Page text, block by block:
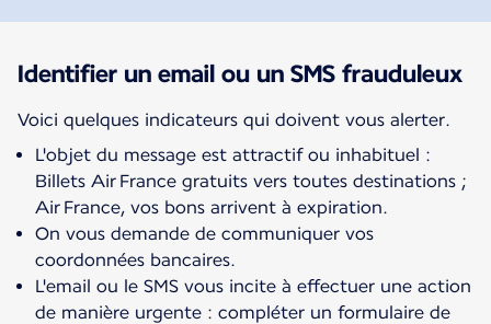
Identifier un email ou un SMS frauduleux
Voici quelques indicateurs qui doivent vous alerter.
L'objet du message est attractif ou inhabituel :
Billets Air France gratuits vers toutes destinations ;
Air France, vos bons arrivent à expiration.
On vous demande de communiquer vos
coordonnées bancaires.
L'email ou le SMS vous incite à effectuer une action
de manière urgente : compléter un formulaire de